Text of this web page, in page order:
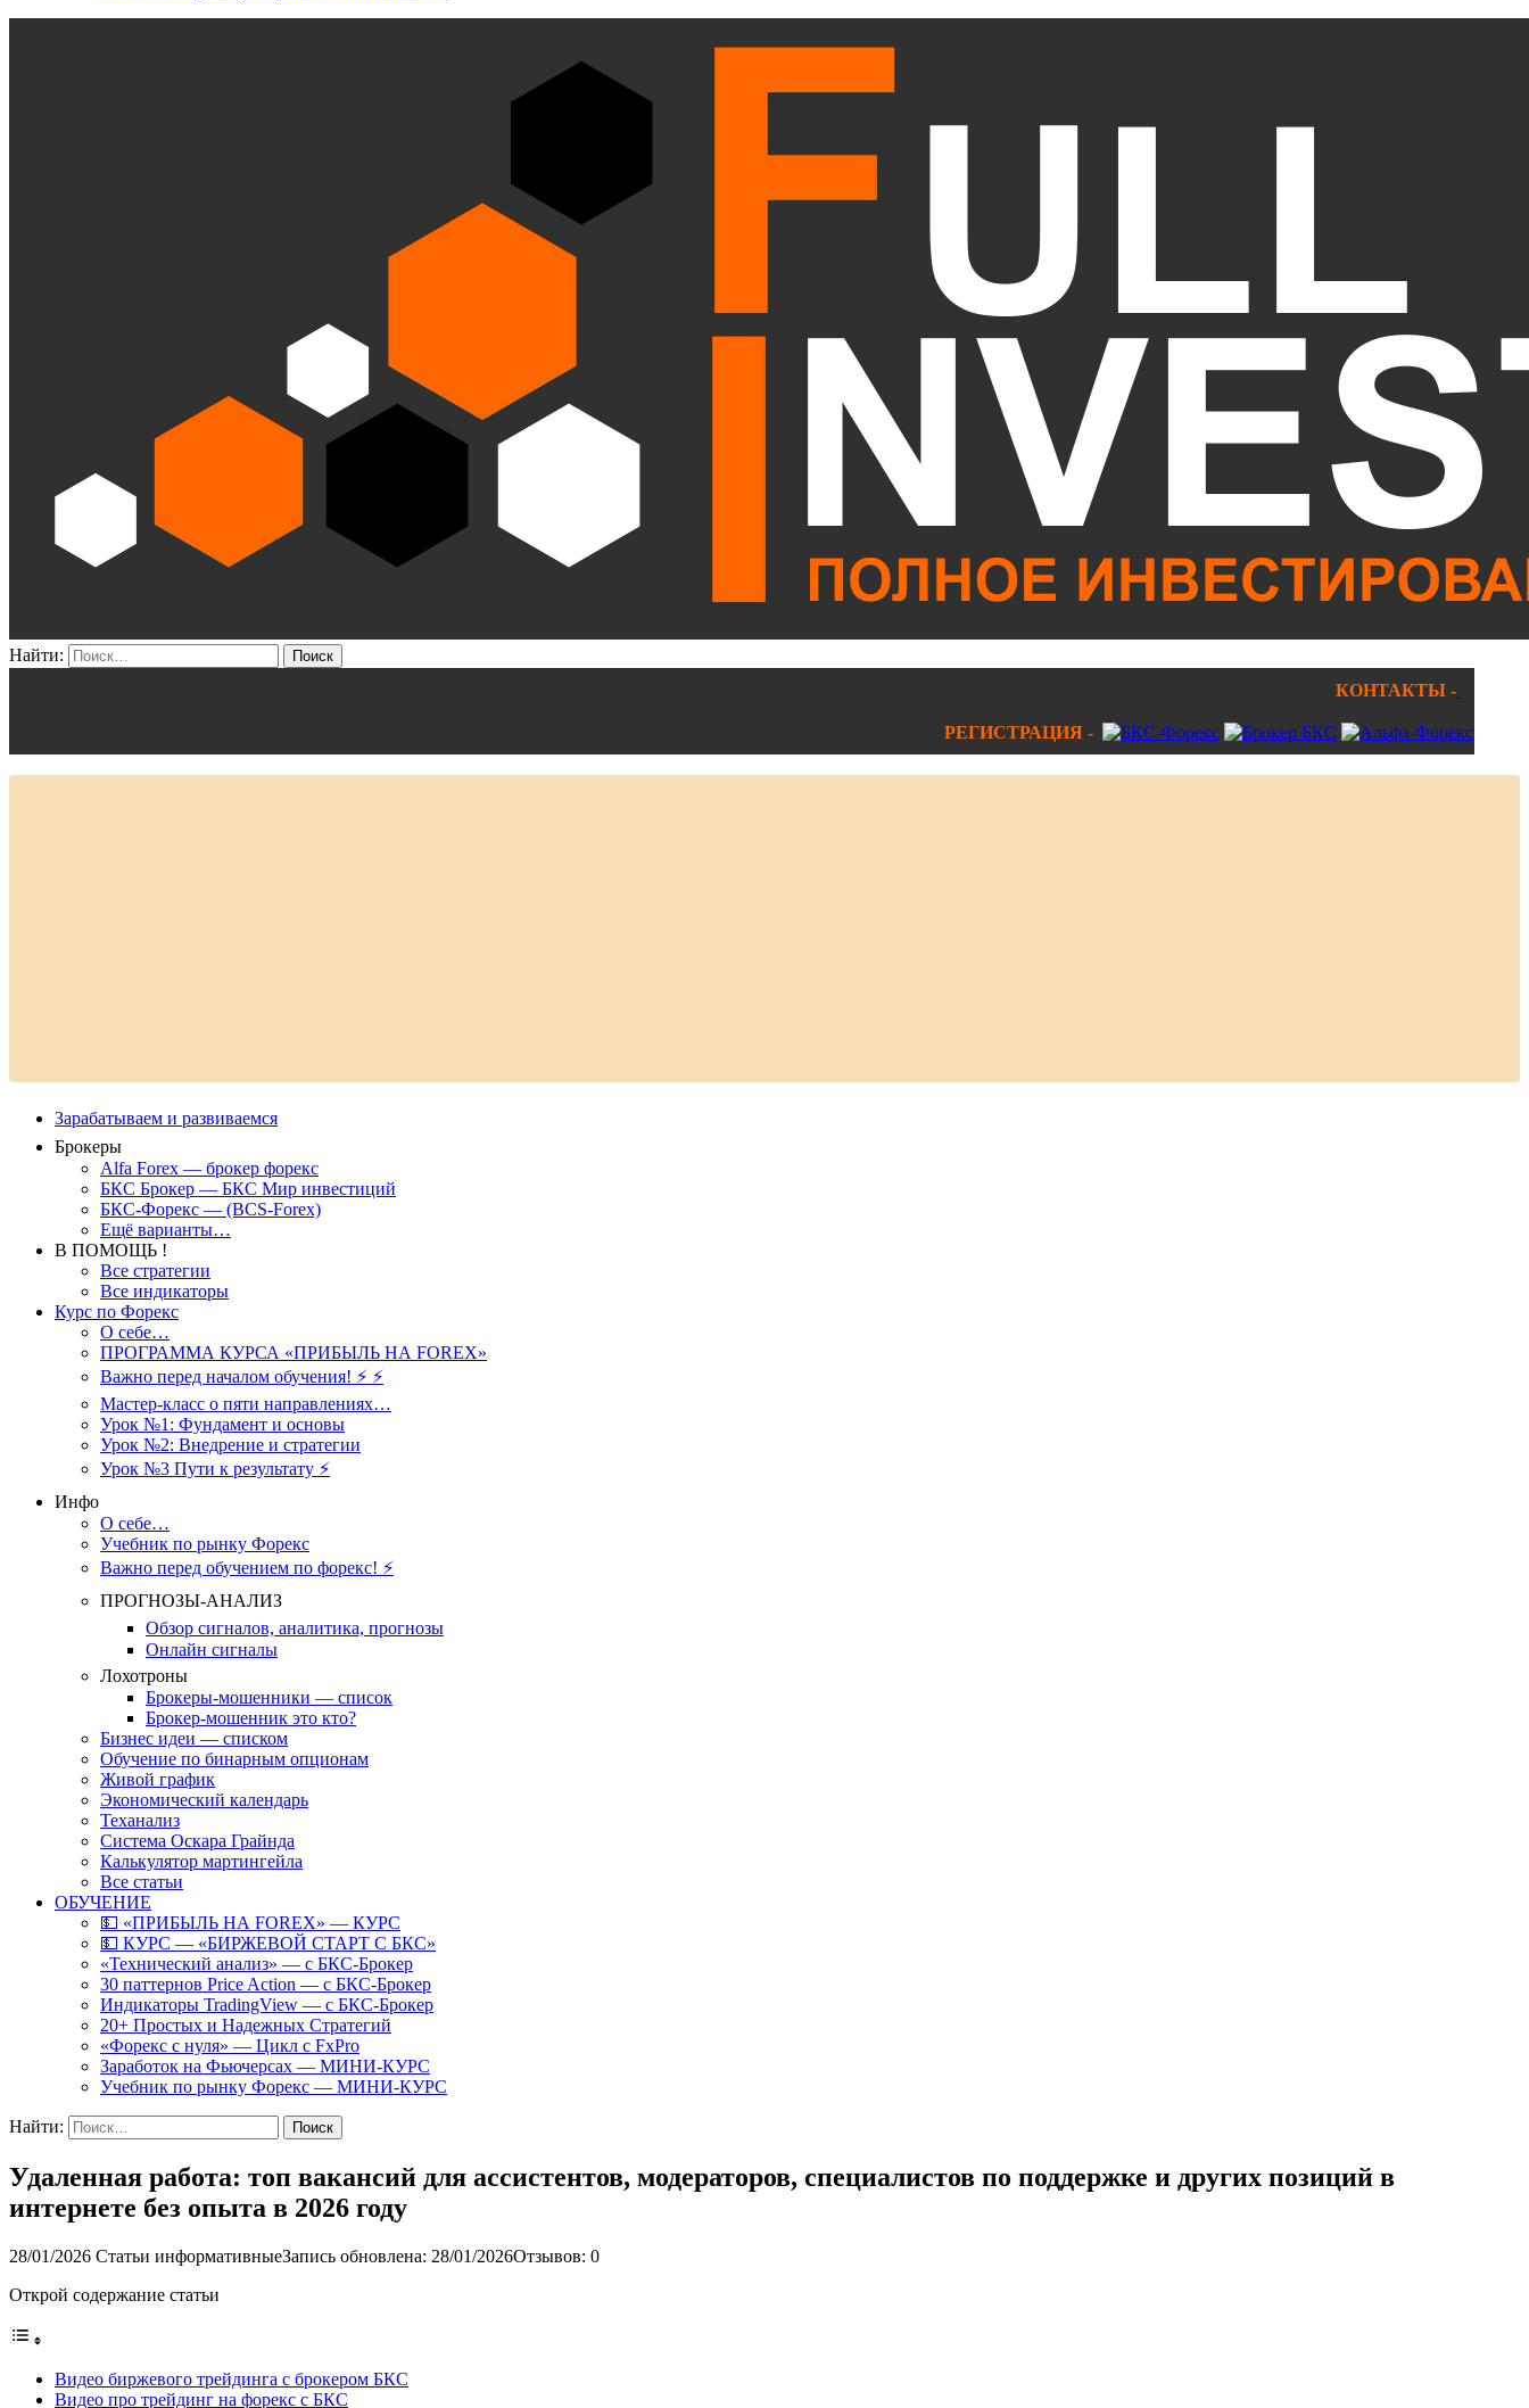
Найти:
КОНТАКТЫ -
РЕГИСТРАЦИЯ -
Зарабатываем и развиваемся
Брокеры
Alfa Forex — брокер форекс
БКС Брокер — БКС Мир инвестиций
БКС-Форекс — (BCS-Forex)
Ещё варианты…
В ПОМОЩЬ !
Все стратегии
Все индикаторы
Курс по Форекс
О себе…
ПРОГРАММА КУРСА «ПРИБЫЛЬ НА FOREX»
Важно перед началом обучения! ⚡ ⚡
Мастер-класс о пяти направлениях…
Урок №1: Фундамент и основы
Урок №2: Внедрение и стратегии
Урок №3 Пути к результату ⚡️
Инфо
О себе…
Учебник по рынку Форекс
Важно перед обучением по форекс! ⚡
ПРОГНОЗЫ-АНАЛИЗ
Обзор сигналов, аналитика, прогнозы
Онлайн сигналы
Лохотроны
Брокеры-мошенники — список
Брокер-мошенник это кто?
Бизнес идеи — списком
Обучение по бинарным опционам
Живой график
Экономический календарь
Теханализ
Система Оскара Грайнда
Калькулятор мартингейла
Все статьи
ОБУЧЕНИЕ
💵 «ПРИБЫЛЬ НА FOREX» — КУРС
💵 КУРС — «БИРЖЕВОЙ СТАРТ С БКС»
«Технический анализ» — с БКС-Брокер
30 паттернов Price Action — с БКС-Брокер
Индикаторы TradingView — с БКС-Брокер
20+ Простых и Надежных Стратегий
«Форекс с нуля» — Цикл с FxPro
Заработок на Фьючерсах — МИНИ-КУРС
Учебник по рынку Форекс — МИНИ-КУРС
Найти:
Удаленная работа: топ вакансий для ассистентов, модераторов, специалистов по поддержке и других позиций в
интернете без опыта в 2026 году
28/01/2026 Статьи информативныеЗапись обновлена: 28/01/2026Отзывов: 0
Открой содержание статьи
Видео биржевого трейдинга с брокером БКС
Видео про трейдинг на форекс с БКС